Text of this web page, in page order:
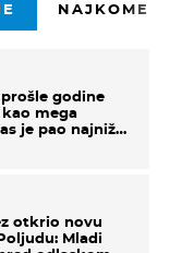
godine
mega
je pao najniže
otkrio novu
Mladi